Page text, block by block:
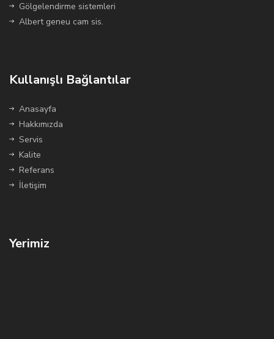
Gölgelendirme sistemleri
Albert geneu cam sis.
Kullanışlı Bağlantılar
Anasayfa
Hakkımızda
Servis
Kalite
Referans
İletişim
Yerimiz